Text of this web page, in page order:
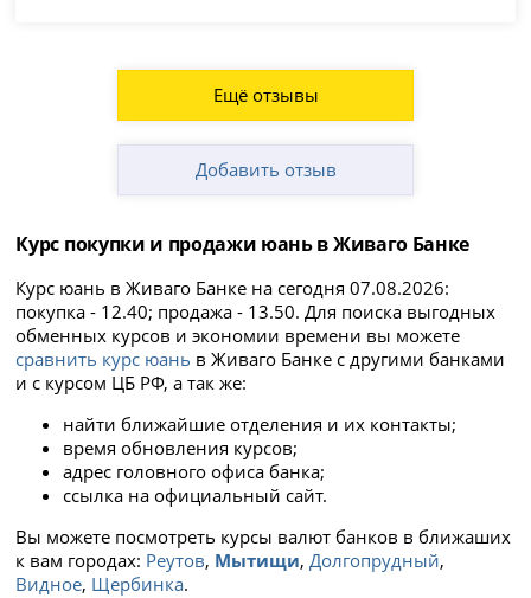
Ещё отзывы
Добавить отзыв
Курс покупки и продажи юань в Живаго Банке
Курс юань в Живаго Банке на сегодня 07.08.2026:
покупка - 12.40; продажа - 13.50. Для поиска выгодных
обменных курсов и экономии времени вы можете
сравнить курс юань в Живаго Банке с другими банками
и с курсом ЦБ РФ, а так же:
найти ближайшие отделения и их контакты;
время обновления курсов;
адрес головного офиса банка;
ссылка на официальный сайт.
Вы можете посмотреть курсы валют банков в ближаших
к вам городах: Реутов, Мытищи,Долгопрудный,
Видное, Щербинка.